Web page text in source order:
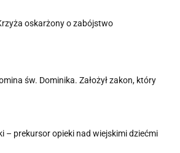
oskarżony o zabójstwo
św. Dominika. Założył zakon, który
– prekursor opieki nad wiejskimi dziećmi